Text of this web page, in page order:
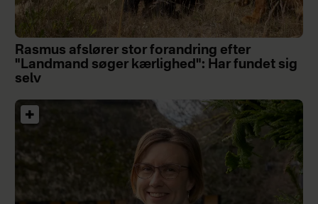
Rasmus afslører stor forandring efter
"Landmand søger kærlighed": Har fundet sig
selv